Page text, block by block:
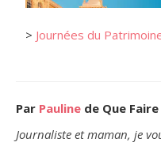
> Journées du
Par Pauline de Que
Journaliste et maman, je